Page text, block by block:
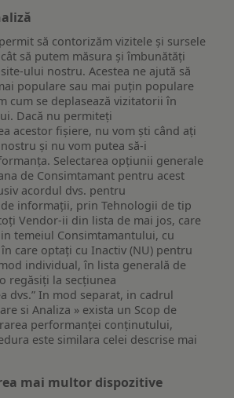
să contorizăm vizitele și sursele
să putem măsura și îmbunătăți
ului nostru. Acestea ne ajută să
populare sau mai puțin populare
cum se deplasează vizitatorii în
Dacă nu permiteți
acestor fișiere, nu vom ști când ați
și nu vom putea să-i
Selectarea opțiunii generale
de Consimtamant pentru acest
acordul dvs. pentru
de informații, prin Tehnologii de tip
Vendor-ii din lista de mai jos, care
temeiul Consimtamantului, cu
care optați cu Inactiv (NU) pentru
individual, în lista generală de
regăsiți la secțiunea
dvs.” In mod separat, in cadrul
si Analiza » exista un Scop de
performanței conținutului,
este similara celei descrise mai
mai multor dispozitive